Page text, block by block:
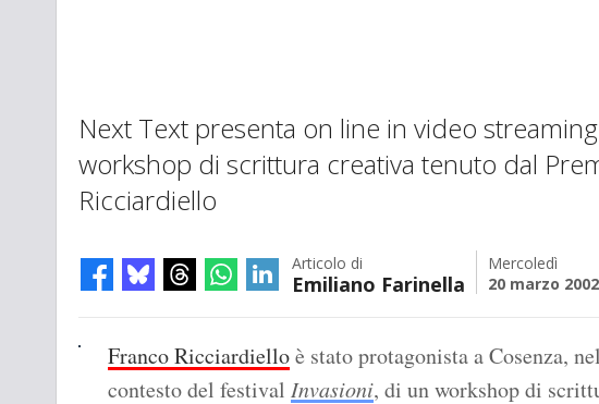
Next Text presenta on line in video
workshop di scrittura creativa tenuto dal
Ricciardiello
Articolo di
Emiliano Farinella
Mercoledì
20 marzo 2002
Franco Ricciardielloè stato protagonista a Cosenza,
contesto del festival Invasioni, di un workshop di